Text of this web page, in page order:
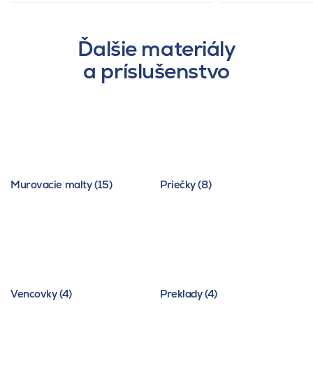
Ďalšie materiály
a príslušenstvo
Murovacie malty (15) Priečky (8)
Vencovky (4) Preklady (4)